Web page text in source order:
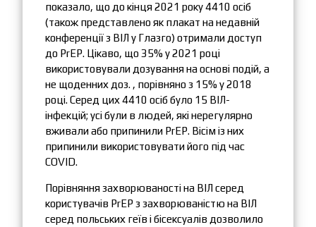
показало, що до кінця 2021 року 4410 осіб
(також представлено як плакат на недавній
конференції з ВІЛ у Глазго) отримали доступ
до PrEP. Цікаво, що 35% у 2021 році
використовували дозування на основі подій, а
не щоденних доз. , порівняно з 15% у 2018
році. Серед цих 4410 осіб було 15 ВІЛ-
інфекцій; усі були в людей, які нерегулярно
вживали або припинили PrEP. Вісім із них
припинили використовувати його під час
COVID.
Порівняння захворюваності на ВІЛ серед
користувачів PrEP з захворюваністю на ВІЛ
серед польських геїв і бісексуалів дозволило